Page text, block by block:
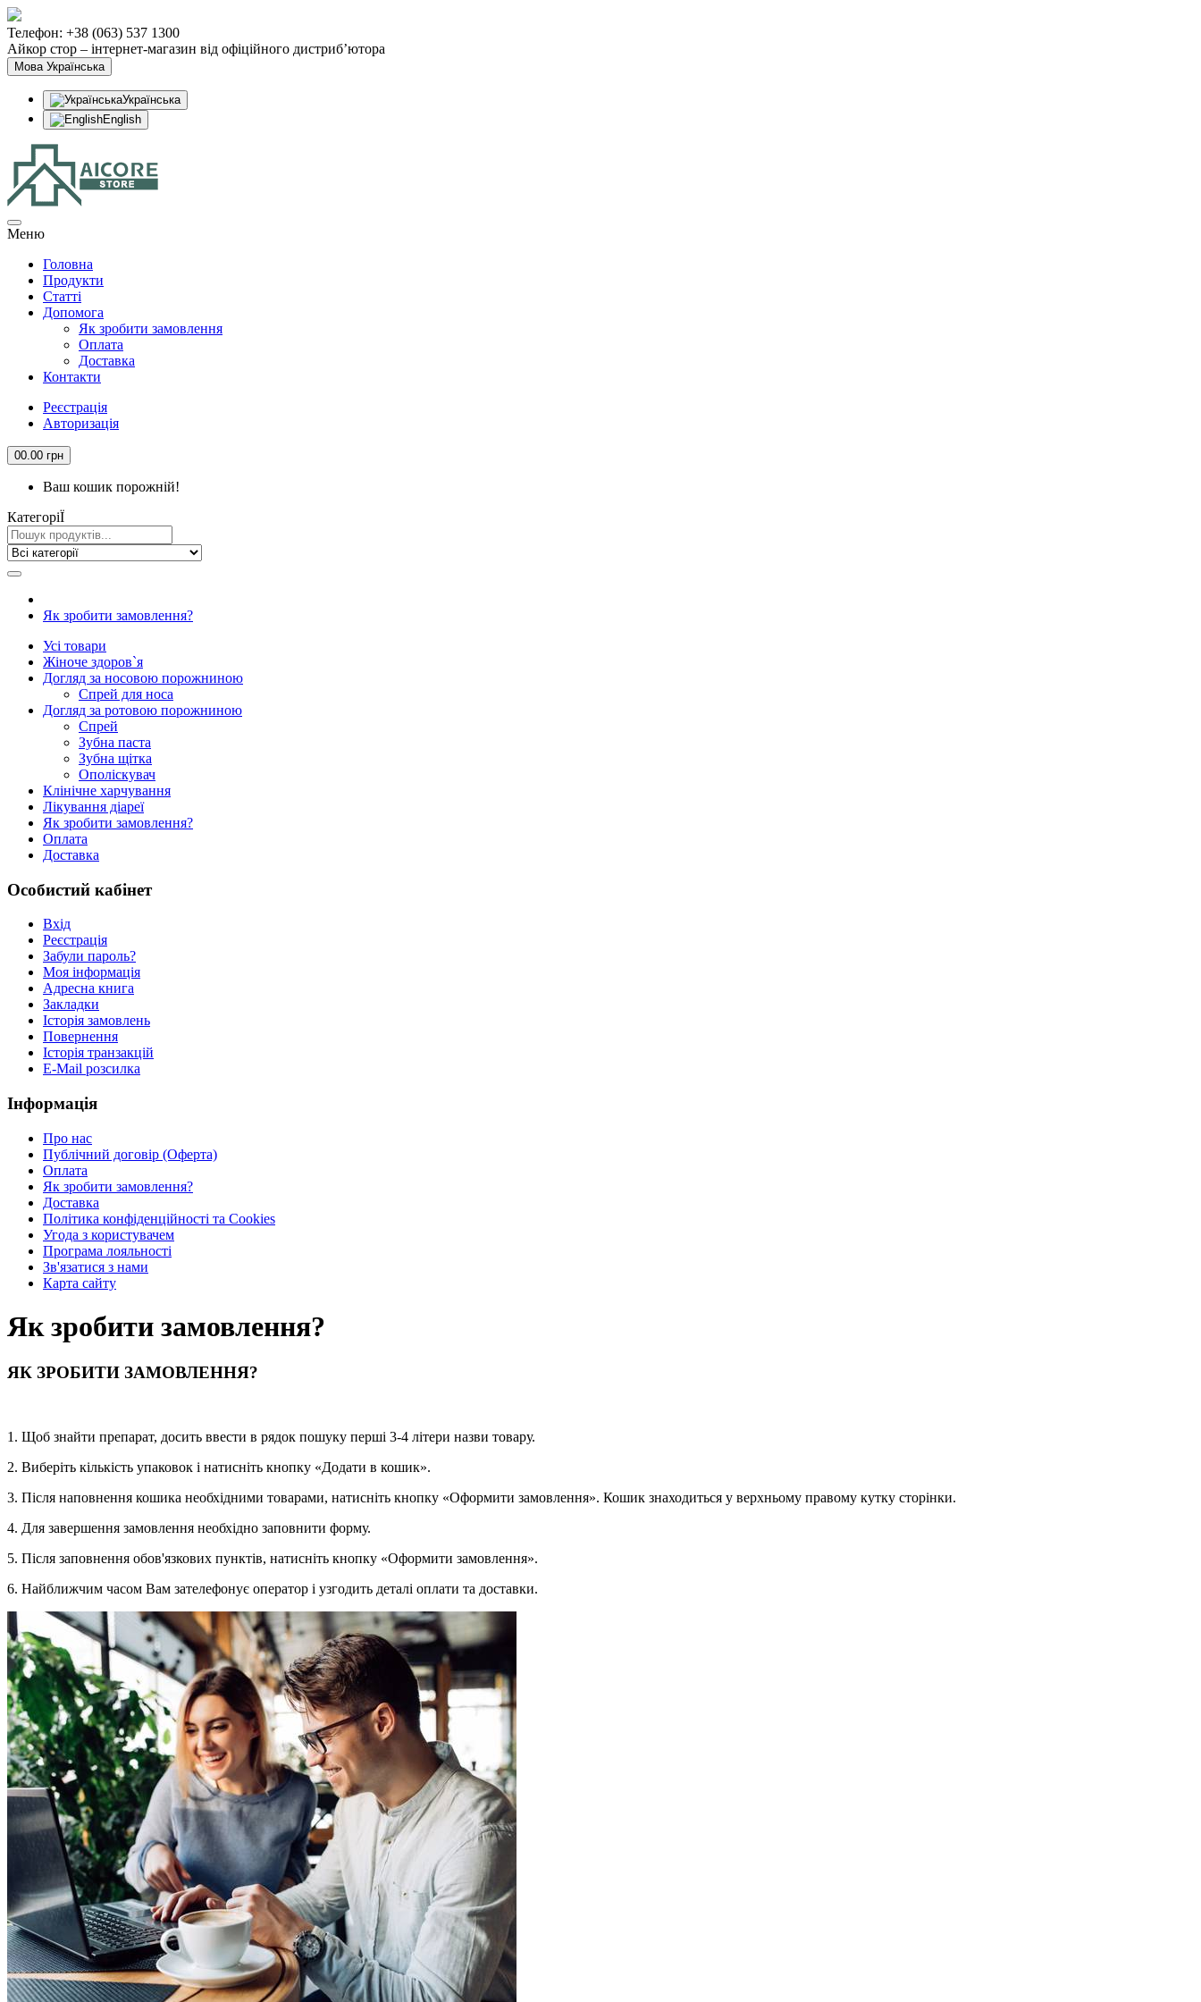
Телефон: +38 (063) 537 1300
Айкор стор – інтернет-магазин від офіційного дистриб’ютора
Мова Українська
Українська
English
Меню
Головна
Продукти
Статтi
Допомога
Як зробити замовлення
Оплата
Доставка
Контакти
Реєстрація
Авторизація
00.00 грн
Ваш кошик порожній!
КатегорiЇ
Як зробити замовлення?
Усi товари
Жіноче здоров`я
Догляд за носовою порожниною
Спрей для носа
Догляд за ротовою порожниною
Спрей
Зубна паста
Зубна щiтка
Ополіскувач
Клiнiчне харчування
Лiкування дiареї
Як зробити замовлення?
Оплата
Доставка
Особистий кабінет
Вхід
Реєстрація
Забули пароль?
Моя інформація
Адресна книга
Закладки
Історія замовлень
Повернення
Історія транзакцій
E-Mail розсилка
Інформація
Про нас
Публічний договір (Оферта)
Оплата
Як зробити замовлення?
Доставка
Політика конфіденційності та Cookies
Угода з користувачем
Програма лояльності
Зв'язатися з нами
Карта сайту
Як зробити замовлення?
ЯК ЗРОБИТИ ЗАМОВЛЕННЯ?
1. Щоб знайти препарат, досить ввести в рядок пошуку перші 3-4 літери назви товару.
2. Виберіть кількість упаковок і натисніть кнопку «Додати в кошик».
3. Після наповнення кошика необхідними товарами, натисніть кнопку «Оформити замовлення». Кошик знаходиться у верхньому правому кутку сторінки.
4. Для завершення замовлення необхідно заповнити форму.
5. Після заповнення обов'язкових пунктів, натисніть кнопку «Оформити замовлення».
6. Найближчим часом Вам зателефонує оператор і узгодить деталі оплати та доставки.